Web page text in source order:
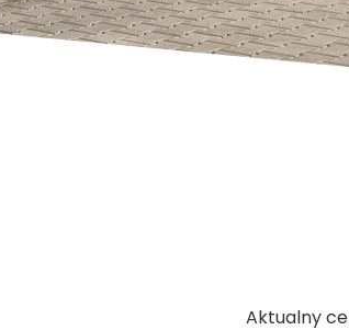
Aktualny